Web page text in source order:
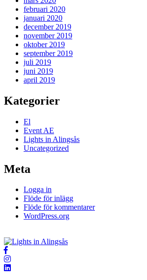
februari 2020
januari 2020
december 2019
november 2019
oktober 2019
september 2019
juli 2019
juni 2019
april 2019
Kategorier
El
Event AE
Lights in Alingsås
Uncategorized
Meta
Logga in
Flöde för inlägg
Flöde för kommentarer
WordPress.org